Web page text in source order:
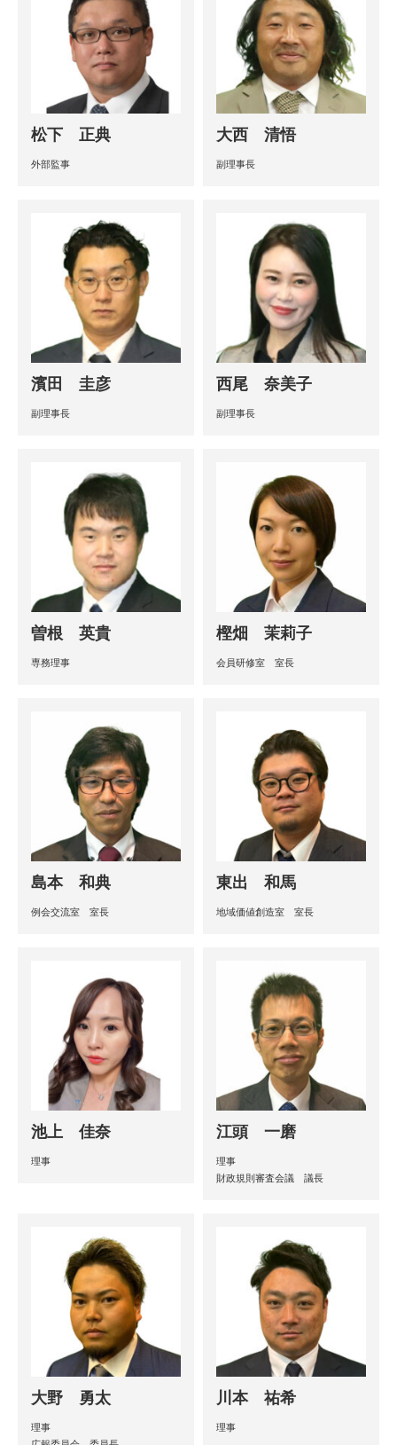
松下 正典
外部監事
大西 清悟
副理事長
濱田 圭彦
副理事長
西尾 奈美子
副理事長
曽根 英貴
専務理事
樫畑 茉莉子
会員研修室 室長
島本 和典
例会交流室 室長
東出 和馬
地域価値創造室 室長
池上 佳奈
理事
江頭 一磨
理事
財政規則審査会議 議長
大野 勇太
理事
川本 祐希
理事